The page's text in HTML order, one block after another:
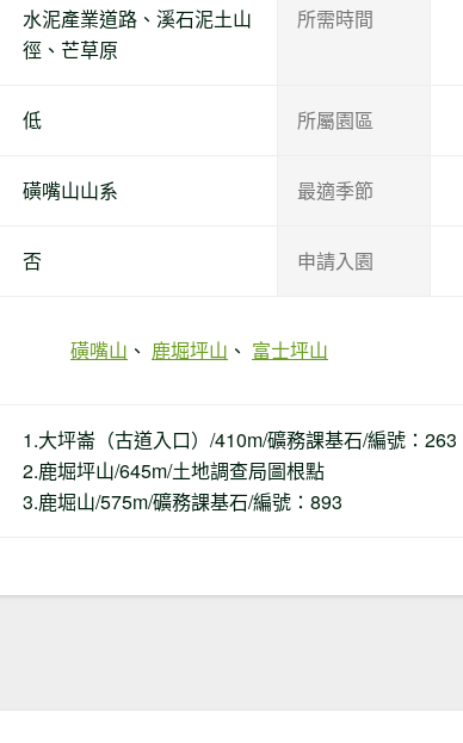
水泥產業道路、溪石泥土山
徑、芒草原
所需時間
低 所屬園區
磺嘴山山系 最適季節
否 申請入園
磺嘴山 鹿堀坪山 富士坪山
1.大坪崙（古道入口）/410m/礦務課基石/編號：263
2.鹿堀坪山/645m/土地調查局圖根點
3.鹿堀山/575m/礦務課基石/編號：893